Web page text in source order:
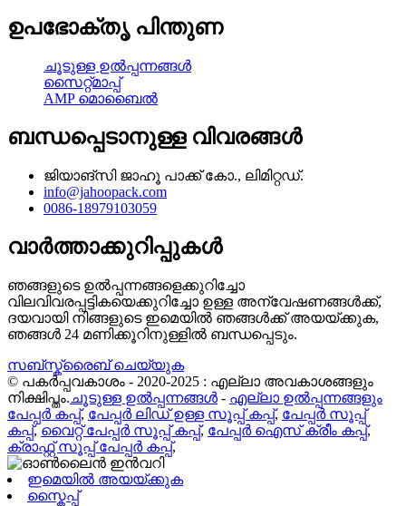
ഉപഭോക്തൃ പിന്തുണ
ചൂടുള്ള ഉൽപ്പന്നങ്ങൾ
സൈറ്റ്മാപ്പ്
AMP മൊബൈൽ
ബന്ധപ്പെടാനുള്ള വിവരങ്ങൾ
ജിയാങ്‌സി ജാഹൂ പാക്ക് കോ., ലിമിറ്റഡ്.
info@jahoopack.com
0086-18979103059
വാർത്താക്കുറിപ്പുകൾ
ഞങ്ങളുടെ ഉൽപ്പന്നങ്ങളെക്കുറിച്ചോ
വിലവിവരപ്പട്ടികയെക്കുറിച്ചോ ഉള്ള അന്വേഷണങ്ങൾക്ക്,
ദയവായി നിങ്ങളുടെ ഇമെയിൽ ഞങ്ങൾക്ക് അയയ്ക്കുക,
ഞങ്ങൾ 24 മണിക്കൂറിനുള്ളിൽ ബന്ധപ്പെടും.
സബ്സ്ക്രൈബ് ചെയ്യുക
© പകർപ്പവകാശം - 2020-2025 : എല്ലാ അവകാശങ്ങളും
നിക്ഷിപ്തം. ചൂടുള്ള ഉൽപ്പന്നങ്ങൾ - എല്ലാ ഉൽപ്പന്നങ്ങളും
പേപ്പർ കപ്പ്, പേപ്പർ ലിഡ് ഉള്ള സൂപ്പ് കപ്പ്, പേപ്പർ സൂപ്പ്
കപ്പ്, വൈറ്റ് പേപ്പർ സൂപ്പ് കപ്പ്, പേപ്പർ ഐസ് ക്രീം കപ്പ്,
ക്രാഫ്റ്റ് സൂപ്പ് പേപ്പർ കപ്പ്,
ഇമെയിൽ അയയ്ക്കുക
സ്കൈപ്പ്